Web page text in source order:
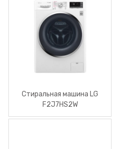
Стиральная машина LG
F2J7HS2W